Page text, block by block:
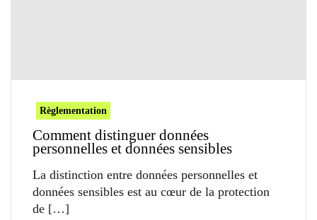
Règlementation
Comment distinguer données
personnelles et données sensibles
La distinction entre données personnelles et
données sensibles est au cœur de la protection
de